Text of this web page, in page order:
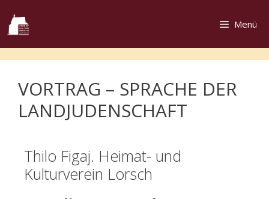
Menü
VORTRAG – SPRACHE DER
LANDJUDENSCHAFT
Thilo Figaj. Heimat- und
Kulturverein Lorsch